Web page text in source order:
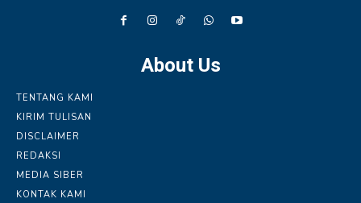
About Us
TENTANG KAMI
KIRIM TULISAN
DISCLAIMER
REDAKSI
MEDIA SIBER
KONTAK KAMI